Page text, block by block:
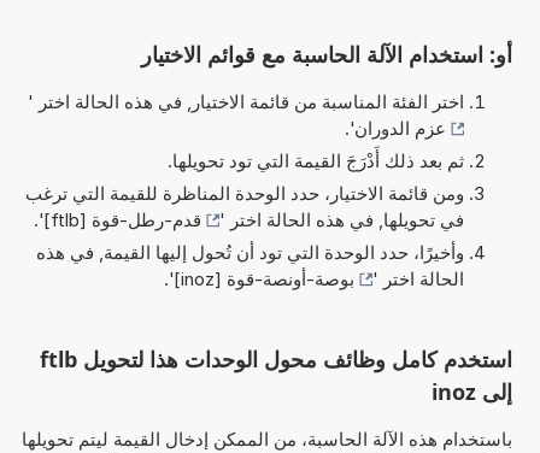
أو: استخدام الآلة الحاسبة مع قوائم الاختيار
اختر الفئة المناسبة من قائمة الاختيار, في هذه الحالة اختر '
عزم الدوران'.
ثم بعد ذلك أَدْرَجَ القيمة التي تود تحويلها.
ومن قائمة الاختيار، حدد الوحدة المناظرة للقيمة التي ترغب
في تحويلها, في هذه الحالة اختر '
قدم-رطل-قوة [ftlb]
'.
وأخيرًا، حدد الوحدة التي تود أن تُحول إليها القيمة, في هذه
الحالة اختر '
بوصة-أونصة-قوة [inoz] '.
استخدم كامل وظائف محول الوحدات هذا لتحويل ftlb
إلى inoz
باستخدام هذه الآلة الحاسبة، من الممكن إدخال القيمة ليتم تحويلها